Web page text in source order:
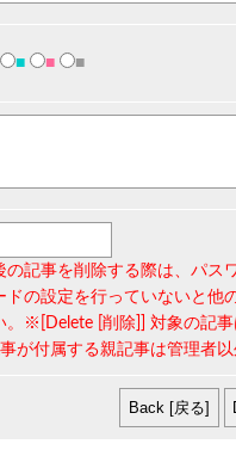
■ ■ ■
記事を削除する際は、 パス
ドの設定を行っていないと他
。※[Delete [削除]] 対象の記事
が付属する親記事は管理者以